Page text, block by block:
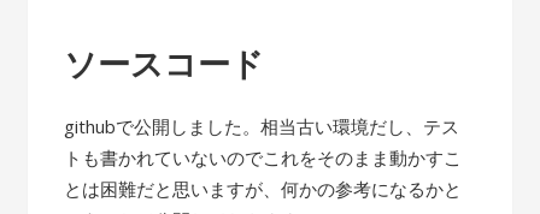
ソースコード
githubで公開しました。相当古い環境だし、テス
トも書かれていないのでこれをそのまま動かすこ
とは困難だと思いますが、何かの参考になるかと